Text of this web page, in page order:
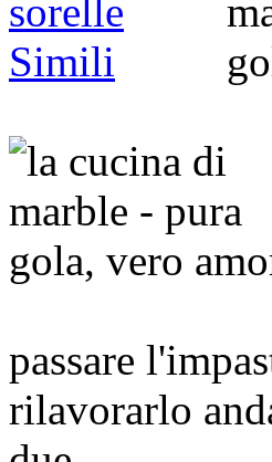
passare
rilavorarlo